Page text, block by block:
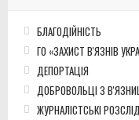
БЛАГОДІЙНІСТЬ
ГО «ЗАХИСТ В'ЯЗНІВ
ДЕПОРТАЦІЯ
ДОБРОВОЛЬЦІ З
ЖУРНАЛІСТСЬКІ